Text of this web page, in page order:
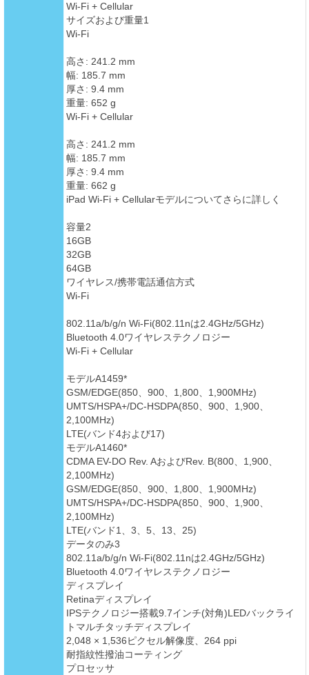
Wi-Fi + Cellular
サイズおよび重量1
Wi-Fi
高さ: 241.2 mm
幅: 185.7 mm
厚さ: 9.4 mm
重量: 652 g
Wi-Fi + Cellular
高さ: 241.2 mm
幅: 185.7 mm
厚さ: 9.4 mm
重量: 662 g
iPad Wi-Fi + Cellularモデルについてさらに詳しく
容量2
16GB
32GB
64GB
ワイヤレス/携帯電話通信方式
Wi-Fi
802.11a/b/g/n Wi-Fi(802.11nは2.4GHz/5GHz)
Bluetooth 4.0ワイヤレステクノロジー
Wi-Fi + Cellular
モデルA1459*
GSM/EDGE(850、900、1,800、1,900MHz)
UMTS/HSPA+/DC-HSDPA(850、900、1,900、
2,100MHz)
LTE(バンド4および17)
モデルA1460*
CDMA EV-DO Rev. AおよびRev. B(800、1,900、
2,100MHz)
GSM/EDGE(850、900、1,800、1,900MHz)
UMTS/HSPA+/DC-HSDPA(850、900、1,900、
2,100MHz)
LTE(バンド1、3、5、13、25)
データのみ3
802.11a/b/g/n Wi-Fi(802.11nは2.4GHz/5GHz)
Bluetooth 4.0ワイヤレステクノロジー
ディスプレイ
Retinaディスプレイ
IPSテクノロジー搭載9.7インチ(対角)LEDバックライ
トマルチタッチディスプレイ
2,048 × 1,536ピクセル解像度、264 ppi
耐指紋性撥油コーティング
プロセッサ